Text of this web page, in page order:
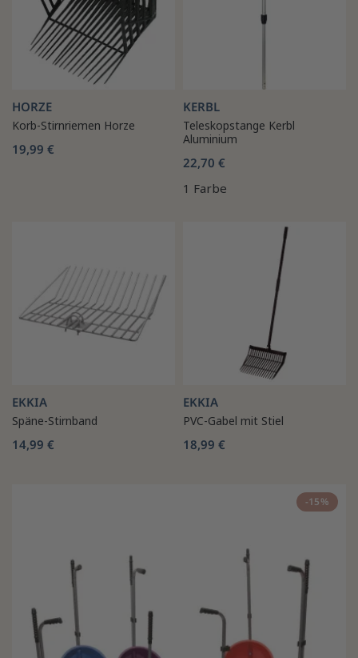
HORZE
Korb-Stirnriemen Horze
19,99 €
KERBL
Teleskopstange Kerbl
Aluminium
22,70 €
1 Farbe
EKKIA
Späne-Stirnband
14,99 €
EKKIA
PVC-Gabel mit Stiel
18,99 €
-15%